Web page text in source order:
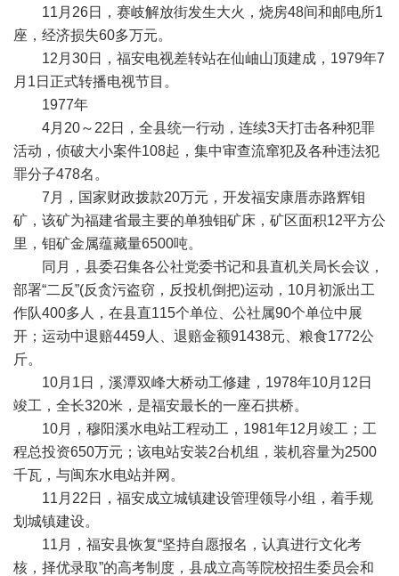
11月26日，赛岐解放街发生大火，烧房48间和邮电所1
座，经济损失60多万元。
12月30日，福安电视差转站在仙岫山顶建成，1979年7
月1日正式转播电视节目。
1977年
4月20～22日，全县统一行动，连续3天打击各种犯罪
活动，侦破大小案件108起，集中审查流窜犯及各种违法犯
罪分子478名。
7月，国家财政拨款20万元，开发福安康厝赤路辉钼
矿，该矿为福建省最主要的单独钼矿床，矿区面积12平方公
里，钼矿金属蕴藏量6500吨。
同月，县委召集各公社党委书记和县直机关局长会议，
部署“二反”(反贪污盗窃，反投机倒把)运动，10月初派出工
作队400多人，在县直115个单位、公社属90个单位中展
开；运动中退赔4459人、退赔金额91438元、粮食1772公
斤。
10月1日，溪潭双峰大桥动工修建，1978年10月12日
竣工，全长320米，是福安最长的一座石拱桥。
10月，穆阳溪水电站工程动工，1981年12月竣工；工
程总投资650万元；该电站安装2台机组，装机容量为2500
千瓦，与闽东水电站并网。
11月22日，福安成立城镇建设管理领导小组，着手规
划城镇建设。
11月，福安县恢复“坚持自愿报名，认真进行文化考
核，择优录取”的高考制度，县成立高等院校招生委员会和